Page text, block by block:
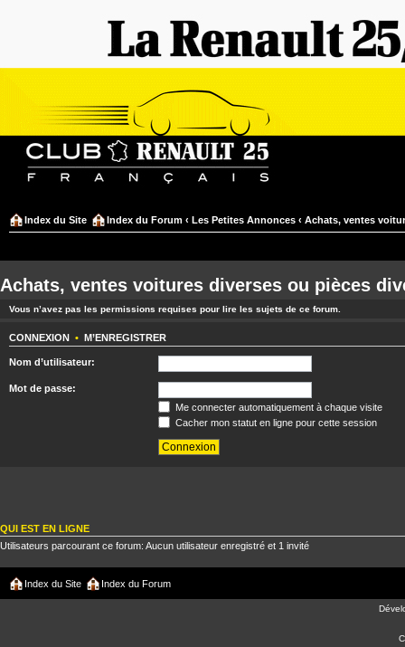
Index du Site Index du Forum ‹ Les Petites Annonces ‹ Achats, ventes
Achats, ventes voitures diverses ou pièces
Vous n’avez pas les permissions requises pour lire les sujets de ce forum.
CONNEXION • M’ENREGISTRER
Nom d’utilisateur:
Mot de passe:
Me connecter automatiquement à chaque visite
Cacher mon statut en ligne pour cette session
QUI EST EN LIGNE
Utilisateurs parcourant ce forum: Aucun utilisateur enregistré et 1 invité
Index du Site Index du Forum